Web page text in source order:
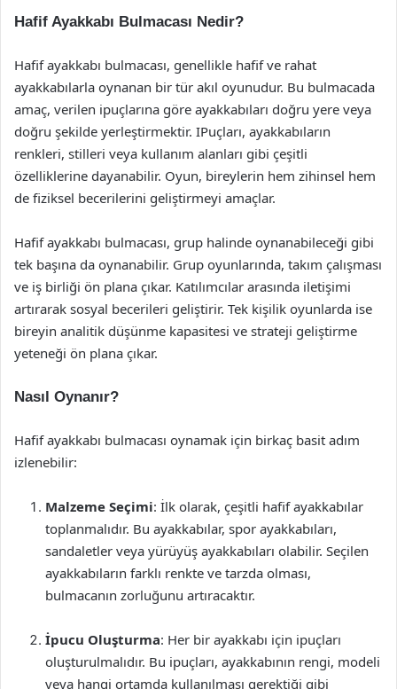
Hafif Ayakkabı Bulmacası Nedir?
Hafif ayakkabı bulmacası, genellikle hafif ve rahat
ayakkabılarla oynanan bir tür akıl oyunudur. Bu bulmacada
amaç, verilen ipuçlarına göre ayakkabıları doğru yere veya
doğru şekilde yerleştirmektir. IPuçları, ayakkabıların
renkleri, stilleri veya kullanım alanları gibi çeşitli
özelliklerine dayanabilir. Oyun, bireylerin hem zihinsel hem
de fiziksel becerilerini geliştirmeyi amaçlar.
Hafif ayakkabı bulmacası, grup halinde oynanabileceği gibi
tek başına da oynanabilir. Grup oyunlarında, takım çalışması
ve iş birliği ön plana çıkar. Katılımcılar arasında iletişimi
artırarak sosyal becerileri geliştirir. Tek kişilik oyunlarda ise
bireyin analitik düşünme kapasitesi ve strateji geliştirme
yeteneği ön plana çıkar.
Nasıl Oynanır?
Hafif ayakkabı bulmacası oynamak için birkaç basit adım
izlenebilir:
Malzeme Seçimi: İlk olarak, çeşitli hafif ayakkabılar
toplanmalıdır. Bu ayakkabılar, spor ayakkabıları,
sandaletler veya yürüyüş ayakkabıları olabilir. Seçilen
ayakkabıların farklı renkte ve tarzda olması,
bulmacanın zorluğunu artıracaktır.
İpucu Oluşturma: Her bir ayakkabı için ipuçları
oluşturulmalıdır. Bu ipuçları, ayakkabının rengi, modeli
veya hangi ortamda kullanılması gerektiği gibi